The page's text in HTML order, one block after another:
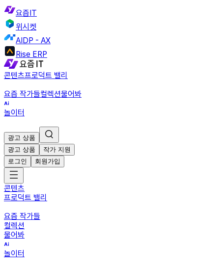
요즘IT
위시켓
AIDP - AX
Rise ERP
콘텐츠프로덕트 밸리
요즘 작가들컬렉션물어봐
놀이터
광고 상품
광고 상품
작가 지원
로그인
회원가입
콘텐츠
프로덕트 밸리
요즘 작가들
컬렉션
물어봐
놀이터